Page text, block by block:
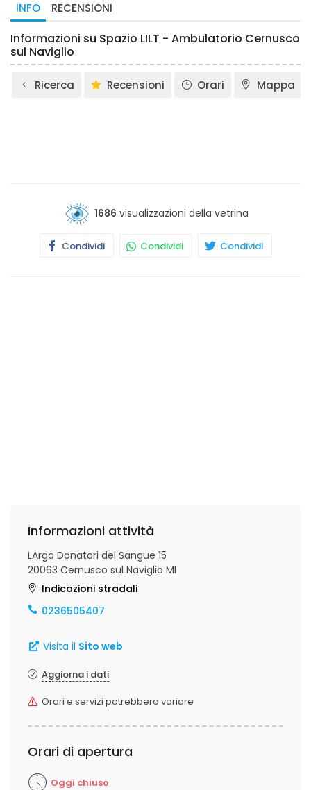
INFO RECENSIONI
Informazioni su Spazio LILT - Ambulatorio Cernusco
sul Naviglio
Ricerca Recensioni Orari Mappa
1686 visualizzazioni della vetrina
Condividi Condividi Condividi
Informazioni attività
LArgo Donatori del Sangue 15
20063 Cernusco sul Naviglio MI
Indicazioni stradali
0236505407
Visita il Sito web
Aggiorna i dati
Orari e servizi potrebbero variare
Orari di apertura
Oggi chiuso